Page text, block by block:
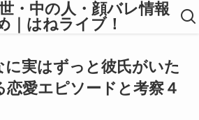
・中の人・顔バレ情報
｜はねライブ！
に実はずっと彼氏がいた
恋愛エピソードと考察４